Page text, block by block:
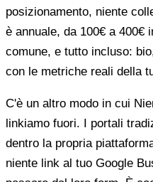
posizionamento, niente
è annuale, da 100€ a 400€
comune, e tutto incluso:
con le metriche reali della
C'è un altro modo in cui
linkiamo fuori. I portali
dentro la propria
niente link al tuo Google